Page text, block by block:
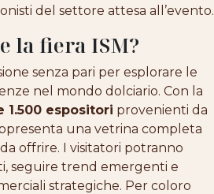
del settore attesa all’evento.
la fiera ISM?
senza pari per esplorare le
nel mondo dolciario. Con la
1.500 espositori provenienti da
una vetrina completa
offrire. I visitatori potranno
seguire trend emergenti e
strategiche. Per coloro